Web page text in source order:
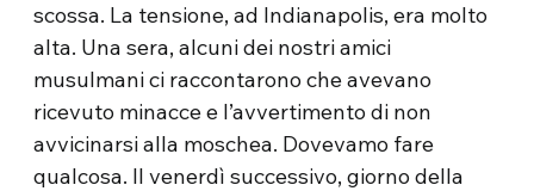
scossa. La tensione, ad Indianapolis, era molto
alta. Una sera, alcuni dei nostri amici
musulmani ci raccontarono che avevano
ricevuto minacce e l’avvertimento di non
avvicinarsi alla moschea. Dovevamo fare
qualcosa. Il venerdì successivo, giorno della